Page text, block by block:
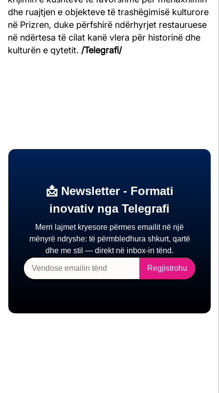
dhe ruajtjen e objekteve të trashëgimisë kulturore
në Prizren, duke përfshirë ndërhyrjet restauruese
në ndërtesa të cilat kanë vlera për historinë dhe
kulturën e qytetit. /Telegrafi/